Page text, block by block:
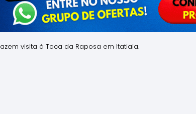
visita à Toca da Raposa em Itatiaia.